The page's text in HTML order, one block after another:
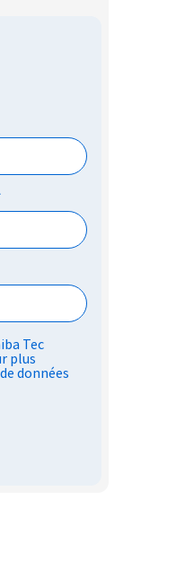
Tec
plus
données